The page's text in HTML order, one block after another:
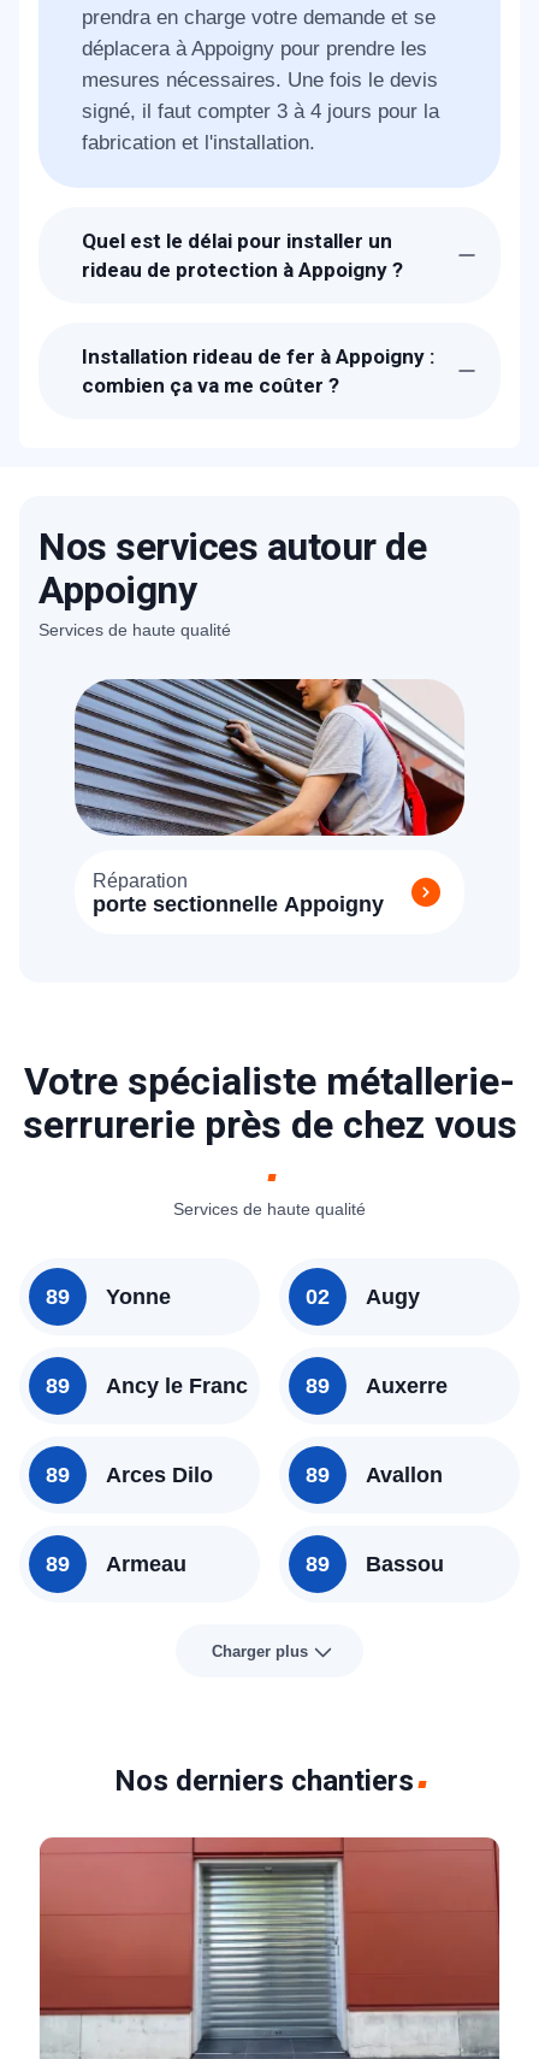
prendra en charge votre demande et se
déplacera à Appoigny pour prendre les
mesures nécessaires. Une fois le devis
signé, il faut compter 3 à 4 jours pour la
fabrication et l'installation.
Quel est le délai pour installer un
rideau de protection à Appoigny ?
vous à Appoigny dans la journée. Il faut
compter deux jours pour la fabrication et
Installation rideau de fer à Appoigny :
combien ça va me coûter ?
N'hésitez pas à utiliser notre simulateur
pour un devis en ligne.
Nos services autour de
Appoigny
Services de haute qualité
Réparation
porte sectionnelle Appoigny
Votre spécialiste métallerie-
serrurerie près de chez vous
Services de haute qualité
89 Yonne
89 Ancy le Franc
89 Arces Dilo
89 Armeau
02 Augy
89 Auxerre
89 Avallon
89 Bassou
Charger plus
Nos derniers chantiers